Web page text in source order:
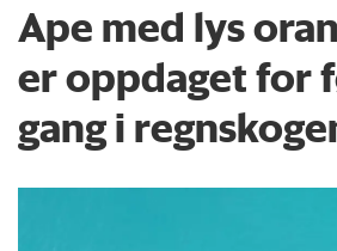
Ape med lys
er oppdaget for
gang i